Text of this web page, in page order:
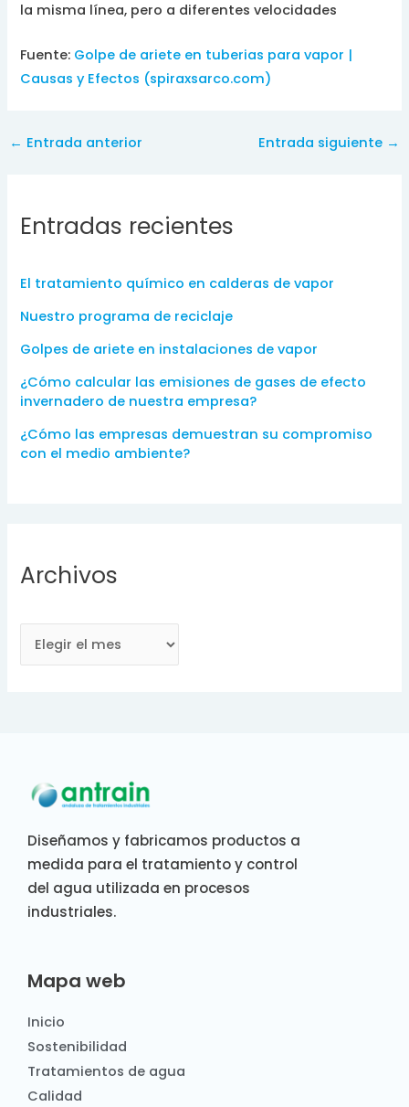
la misma línea, pero a diferentes velocidades
Fuente: Golpe de ariete en tuberias para vapor |
Causas y Efectos (spiraxsarco.com)
← Entrada anterior Entrada siguiente →
Entradas recientes
El tratamiento químico en calderas de vapor
Nuestro programa de reciclaje
Golpes de ariete en instalaciones de vapor
¿Cómo calcular las emisiones de gases de efecto
invernadero de nuestra empresa?
¿Cómo las empresas demuestran su compromiso
con el medio ambiente?
Archivos
c
h
v
o
s
Diseñamos y fabricamos productos a
medida para el tratamiento y control
del agua utilizada en procesos
industriales.
Mapa web
Inicio
Sostenibilidad
Tratamientos de agua
Calidad